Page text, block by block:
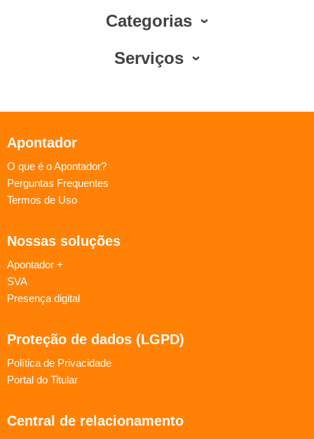
Categorias
Serviços
Apontador
O que é o Apontador?
Perguntas Frequentes
Termos de Uso
Nossas soluções
Apontador +
SVA
Presença digital
Proteção de dados (LGPD)
Política de Privacidade
Portal do Titular
Central de relacionamento